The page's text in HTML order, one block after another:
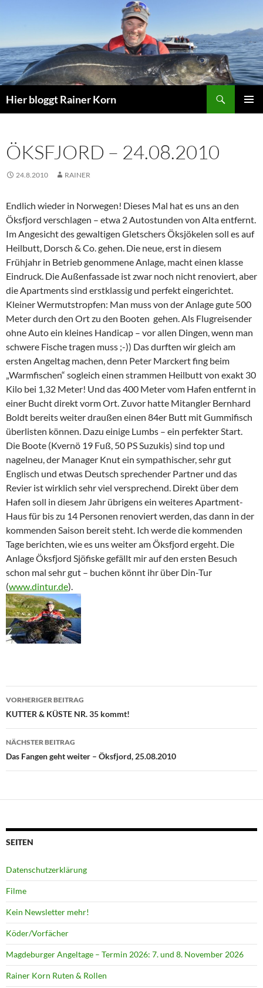
Hier bloggt Rainer Korn
ÖKSFJORD – 24.08.2010
24.8.2010 RAINER
Endlich wieder in Norwegen! Dieses Mal hat es uns an den
Öksfjord verschlagen – etwa 2 Autostunden von Alta entfernt.
Im Angesicht des gewaltigen Gletschers Öksjökelen soll es auf
Heilbutt, Dorsch & Co. gehen. Die neue, erst in diesem
Frühjahr in Betrieb genommene Anlage, macht einen klasse
Eindruck. Die Außenfassade ist zwar noch nicht renoviert, aber
die Apartments sind erstklassig und perfekt eingerichtet.
Kleiner Wermutstropfen: Man muss von der Anlage gute 500
Meter durch den Ort zu den Booten gehen. Als Flugreisender
ohne Auto ein kleines Handicap – vor allen Dingen, wenn man
schwere Fische tragen muss ;-)) Das durften wir gleich am
ersten Angeltag machen, denn Peter Marckert fing beim
„Warmfischen“ sogleich einen strammen Heilbutt von exakt 30
Kilo bei 1,32 Meter! Und das 400 Meter vom Hafen entfernt in
einer Bucht direkt vorm Ort. Zuvor hatte Mitangler Bernhard
Boldt bereits weiter draußen einen 84er Butt mit Gummifisch
überlisten können. Dazu einige Lumbs – ein perfekter Start.
Die Boote (Kvernö 19 Fuß, 50 PS Suzukis) sind top und
nagelneu, der Manager Knut ein sympathischer, sehr gut
Englisch und etwas Deutsch sprechender Partner und das
Revier ist wirklich sehr viel versprechend. Direkt über dem
Hafen soll in diesem Jahr übrigens ein weiteres Apartment-
Haus für bis zu 14 Personen renoviert werden, das dann in der
kommenden Saison bereit steht. Ich werde die kommenden
Tage berichten, wie es uns weiter am Öksfjord ergeht. Die
Anlage Öksfjord Sjöfiske gefällt mir auf den ersten Besuch
schon mal sehr gut – buchen könnt ihr über Din-Tur
(www.dintur.de).
Beitragsnavigation
VORHERIGER BEITRAG
KUTTER & KÜSTE NR. 35 kommt!
NÄCHSTER BEITRAG
Das Fangen geht weiter – Öksfjord, 25.08.2010
SEITEN
Datenschutzerklärung
Filme
Kein Newsletter mehr!
Köder/Vorfächer
Magdeburger Angeltage – Termin 2026: 7. und 8. November 2026
Rainer Korn Ruten & Rollen